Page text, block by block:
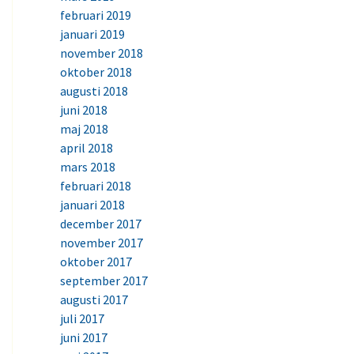
februari 2019
januari 2019
november 2018
oktober 2018
augusti 2018
juni 2018
maj 2018
april 2018
mars 2018
februari 2018
januari 2018
december 2017
november 2017
oktober 2017
september 2017
augusti 2017
juli 2017
juni 2017